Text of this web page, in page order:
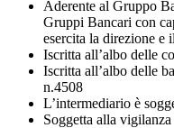
Aderente al Gruppo
Gruppi Bancari con
esercita la direzione e
Iscritta all’albo delle
Iscritta all’albo delle
n.4508
L’intermediario è
Soggetta alla